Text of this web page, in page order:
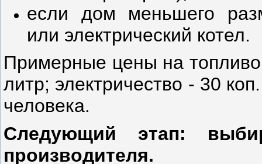
если дом меньшего
или электрический котел.
Примерные цены на
литр; электричество - 30
человека.
Следующий этап:
производителя.